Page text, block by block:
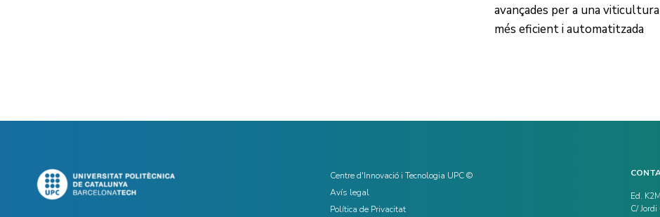
avançades per a una viticultura
més eficient i automatitzada
Centre d'Innovació i Tecnologia UPC ©
Avís legal
Política de Privacitat
Ed.
C/